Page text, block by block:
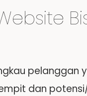
pelanggan
dan